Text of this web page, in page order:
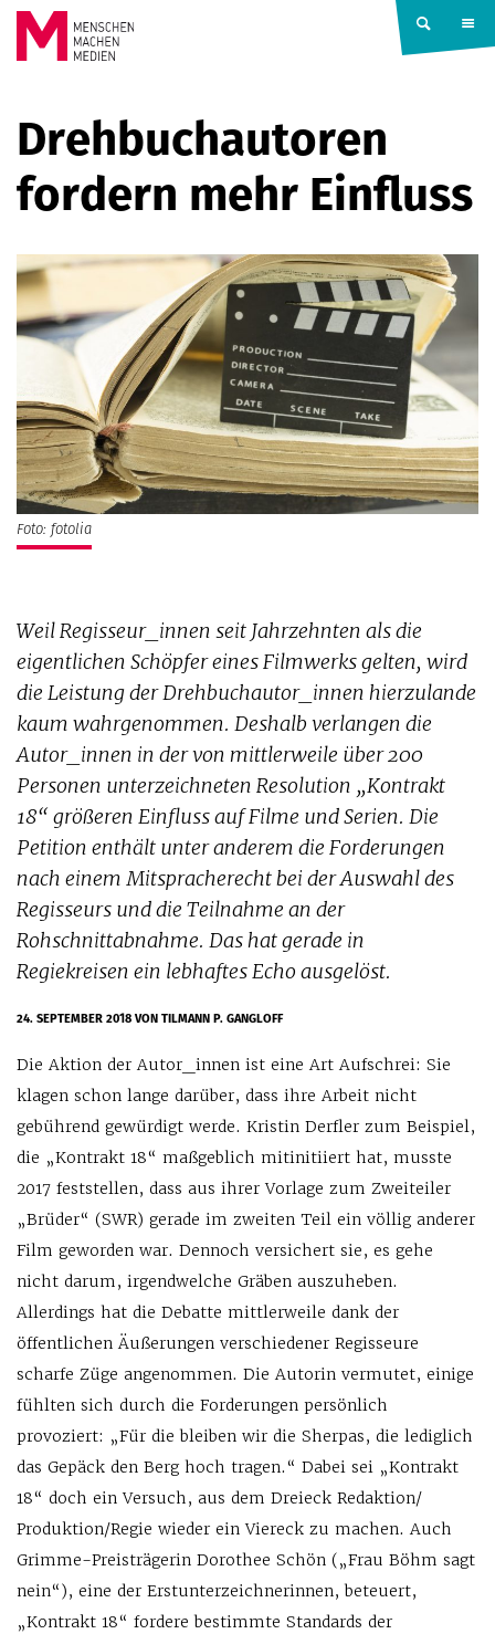
Springe zum Inhalt
MACHEN
MEDIEN
Drehbuchautoren
fordern mehr Einfluss
Foto: fotolia
Weil Regisseur_innen seit Jahrzehnten als die
eigentlichen Schöpfer eines Filmwerks gelten, wird
die Leistung der Drehbuchautor_innen hierzulande
kaum wahrgenommen. Deshalb verlangen die
Autor_innen in der von mittlerweile über 200
Personen unterzeichneten Resolution „Kontrakt
18“ größeren Einfluss auf Filme und Serien. Die
Petition enthält unter anderem die Forderungen
nach einem Mitspracherecht bei der Auswahl des
Regisseurs und die Teilnahme an der
Rohschnittabnahme. Das hat gerade in
Regiekreisen ein lebhaftes Echo ausgelöst.
24. SEPTEMBER 2018VON TILMANN P. GANGLOFF
Die Aktion der Autor_innen ist eine Art Aufschrei: Sie
klagen schon lange darüber, dass ihre Arbeit nicht
gebührend gewürdigt werde. Kristin Derfler zum Beispiel,
die „Kontrakt 18“ maßgeblich mitinitiiert hat, musste
2017 feststellen, dass aus ihrer Vorlage zum Zweiteiler
„Brüder“ (SWR) gerade im zweiten Teil ein völlig anderer
Film geworden war. Dennoch versichert sie, es gehe
nicht darum, irgendwelche Gräben auszuheben.
Allerdings hat die Debatte mittlerweile dank der
öffentlichen Äußerungen verschiedener Regisseure
scharfe Züge angenommen. Die Autorin vermutet, einige
fühlten sich durch die Forderungen persönlich
provoziert: „Für die bleiben wir die Sherpas, die lediglich
das Gepäck den Berg hoch tragen.“ Dabei sei „Kontrakt
18“ doch ein Versuch, aus dem Dreieck Redaktion/
Produktion/Regie wieder ein Viereck zu machen. Auch
Grimme-Preisträgerin Dorothee Schön („Frau Böhm sagt
nein“), eine der Erstunterzeichnerinnen, beteuert,
„Kontrakt 18“ fordere bestimmte Standards der